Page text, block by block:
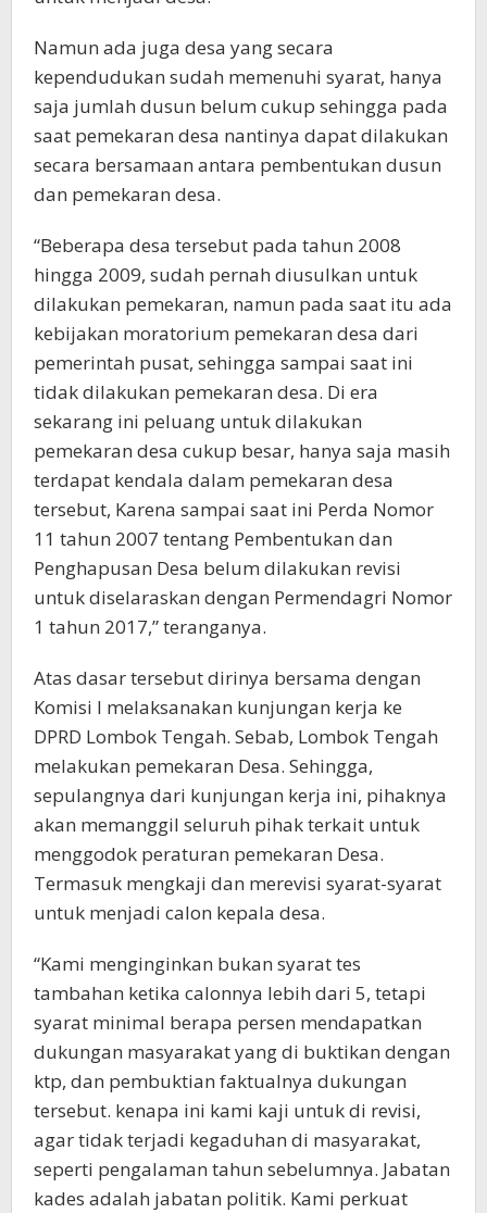
Namun ada juga desa yang secara
kependudukan sudah memenuhi syarat, hanya
saja jumlah dusun belum cukup sehingga pada
saat pemekaran desa nantinya dapat dilakukan
secara bersamaan antara pembentukan dusun
dan pemekaran desa.
“Beberapa desa tersebut pada tahun 2008
hingga 2009, sudah pernah diusulkan untuk
dilakukan pemekaran, namun pada saat itu ada
kebijakan moratorium pemekaran desa dari
pemerintah pusat, sehingga sampai saat ini
tidak dilakukan pemekaran desa. Di era
sekarang ini peluang untuk dilakukan
pemekaran desa cukup besar, hanya saja masih
terdapat kendala dalam pemekaran desa
tersebut, Karena sampai saat ini Perda Nomor
11 tahun 2007 tentang Pembentukan dan
Penghapusan Desa belum dilakukan revisi
untuk diselaraskan dengan Permendagri Nomor
1 tahun 2017,” teranganya.
Atas dasar tersebut dirinya bersama dengan
Komisi I melaksanakan kunjungan kerja ke
DPRD Lombok Tengah. Sebab, Lombok Tengah
melakukan pemekaran Desa. Sehingga,
sepulangnya dari kunjungan kerja ini, pihaknya
akan memanggil seluruh pihak terkait untuk
menggodok peraturan pemekaran Desa.
Termasuk mengkaji dan merevisi syarat-syarat
untuk menjadi calon kepala desa.
“Kami menginginkan bukan syarat tes
tambahan ketika calonnya lebih dari 5, tetapi
syarat minimal berapa persen mendapatkan
dukungan masyarakat yang di buktikan dengan
ktp, dan pembuktian faktualnya dukungan
tersebut. kenapa ini kami kaji untuk di revisi,
agar tidak terjadi kegaduhan di masyarakat,
seperti pengalaman tahun sebelumnya. Jabatan
kades adalah jabatan politik. Kami perkuat